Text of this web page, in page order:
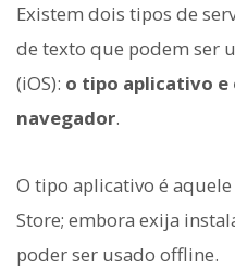
Existem dois tipos de
de texto que podem ser
(iOS): o tipo aplicativo e
navegador.
O tipo aplicativo é
Store; embora exija
poder ser usado offline.